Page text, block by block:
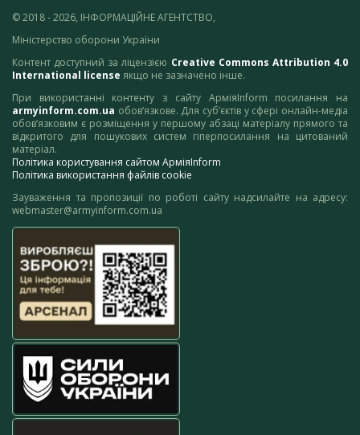
© 2018 - 2026, ІНФОРМАЦІЙНЕ АГЕНТСТВО,
Міністерство оборони України
Контент доступний за ліцензією Creative Commons Attribution 4.0
International license якщо не зазначено інше.
При використанні контенту з сайту АрміяInform посилання на
armyinform.com.ua обов’язкове. Для суб’єктів у сфері онлайн-медіа
обов’язковим є розміщення у першому абзаці матеріалу прямого та
відкритого для пошукових систем гіперпосилання на цитований
матеріал.
Політика користування сайтом АрміяInform
Політика використання файлів cookie
Зауваження та пропозиції по роботі сайту надсилайте на адресу:
webmaster@armyinform.com.ua